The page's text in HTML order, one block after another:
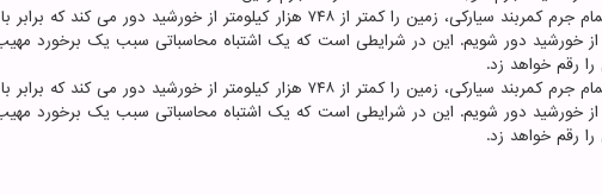
وی ادامه داد: استفاده از تمام جرم کمربند سیارکی، زمین را کمتر از ۷۴۸ هزار
از خورشید دور شویم. این در شرایطی است که یک اشتباه محاسباتی سبب یک برخورد
رقم خواهد زد.
وی ادامه داد: استفاده از تمام جرم کمربند سیارکی، زمین را کمتر از ۷۴۸ هزار
از خورشید دور شویم. این در شرایطی است که یک اشتباه محاسباتی سبب یک برخورد
رقم خواهد زد.